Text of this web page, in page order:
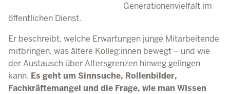
Generationenvielfalt im
öffentlichen Dienst.
Er beschreibt, welche Erwartungen junge Mitarbeitende
mitbringen, was ältere Kolleg:innen bewegt – und wie
der Austausch über Altersgrenzen hinweg gelingen
kann. Es geht um Sinnsuche, Rollenbilder,
Fachkräftemangel und die Frage, wie man Wissen